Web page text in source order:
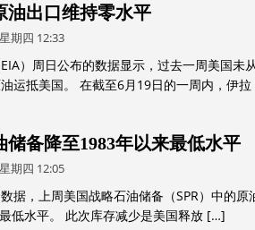
油出口维持零水平
期四 12:33
）周日公布的数据显示，过去一周美国
运抵美国。 在截至6月19日的一周内，伊拉
储备降至1983年以来最低水平
期四 12:05
据，上周美国战略石油储备（SPR）中的
低水平。 此次库存减少是美国释放 […]